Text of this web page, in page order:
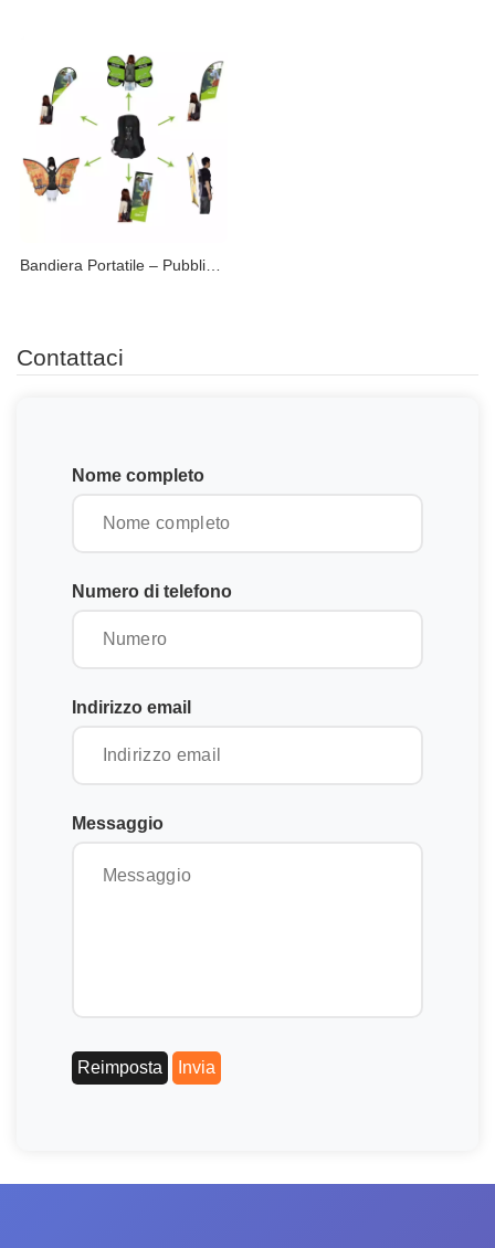
Contattaci
Nome completo
Numero di telefono
Indirizzo email
Messaggio